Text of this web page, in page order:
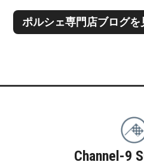
ポルシェ専門店ブログを
Channel-9